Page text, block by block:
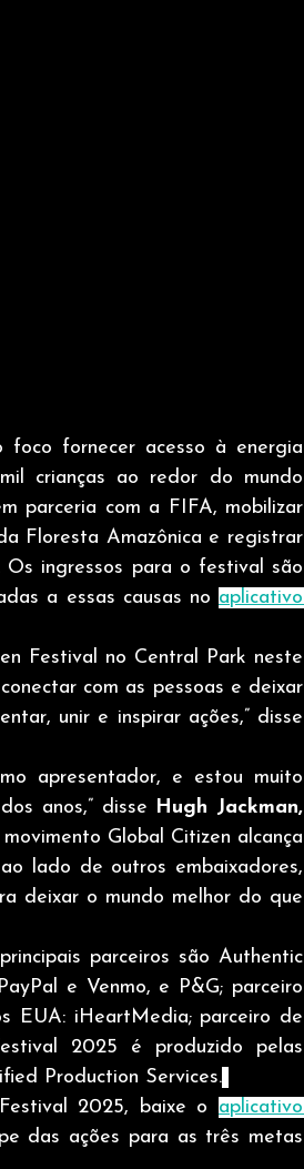
fornecer acesso à energia
crianças ao redor do mundo
parceria com a FIFA, mobilizar
Floresta Amazônica e registrar
ingressos para o festival são
a essas causas no aplicativo
Festival no Central Park neste
com as pessoas e deixar
apresentador, e estou muito
anos,” disse Hugh Jackman,
Global Citizen alcança
lado de outros embaixadores,
deixar o mundo melhor do que
parceiros são Authentic
e Venmo, e P&G; parceiro
EUA: iHeartMedia; parceiro de
2025 é produzido pelas
Production Services.
2025, baixe o aplicativo
das ações para as três metas